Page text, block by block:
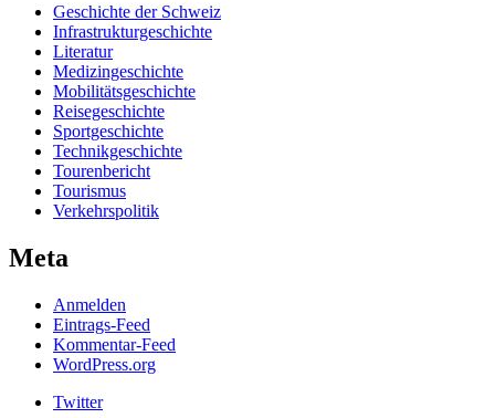
Geschichte der Schweiz
Infrastrukturgeschichte
Literatur
Medizingeschichte
Mobilitätsgeschichte
Reisegeschichte
Sportgeschichte
Technikgeschichte
Tourenbericht
Tourismus
Verkehrspolitik
Meta
Anmelden
Eintrags-Feed
Kommentar-Feed
WordPress.org
Twitter